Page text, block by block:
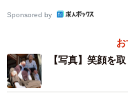
補聴器でも雑音が酷く
で聴こえるんだなぁ。
Sponsored by
【写真】笑顔を